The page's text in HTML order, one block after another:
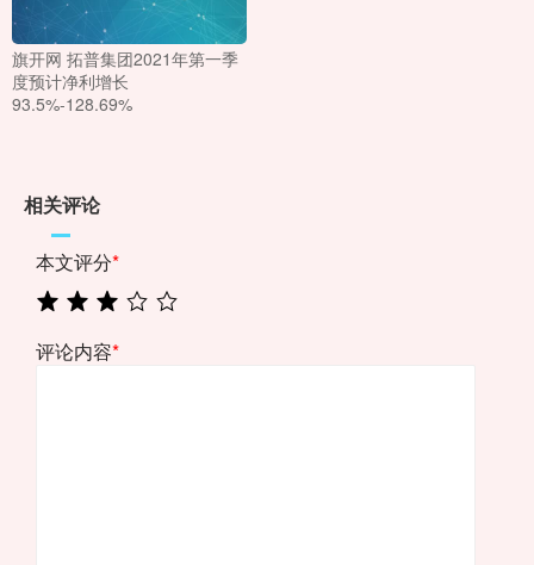
旗开网 拓普集团2021年第一季
度预计净利增长
93.5%-128.69%
相关评论
本文评分*
评论内容*